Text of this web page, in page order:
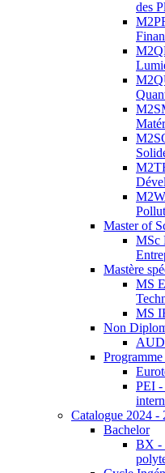
des
Master of
MSc
Mastère
MS
MS
Non
PEI -
Catalogue 2024 -
Bachelor
BX -